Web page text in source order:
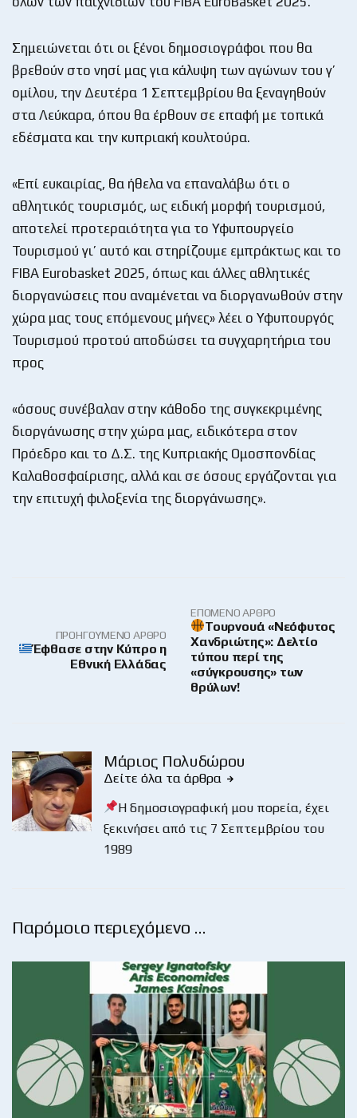
Σημειώνεται ότι οι ξένοι δημοσιογράφοι που θα
βρεθούν στο νησί μας για κάλυψη των αγώνων του γ’
ομίλου, την Δευτέρα 1 Σεπτεμβρίου θα ξεναγηθούν
στα Λεύκαρα, όπου θα έρθουν σε επαφή με τοπικά
εδέσματα και την κυπριακή κουλτούρα.
«Επί ευκαιρίας, θα ήθελα να επαναλάβω ότι ο
αθλητικός τουρισμός, ως ειδική μορφή τουρισμού,
αποτελεί προτεραιότητα για το Υφυπουργείο
Τουρισμού γι’ αυτό και στηρίζουμε εμπράκτως και το
FIBA Eurobasket 2025, όπως και άλλες αθλητικές
διοργανώσεις που αναμένεται να διοργανωθούν στην
χώρα μας τους επόμενους μήνες» λέει ο Υφυπουργός
Τουρισμού προτού αποδώσει τα συγχαρητήρια του
προς
«όσους συνέβαλαν στην κάθοδο της συγκεκριμένης
διοργάνωσης στην χώρα μας, ειδικότερα στον
Πρόεδρο και το Δ.Σ. της Κυπριακής Ομοσπονδίας
Καλαθοσφαίρισης, αλλά και σε όσους εργάζονται για
την επιτυχή φιλοξενία της διοργάνωσης».
ΠΡΟΗΓΟΎΜΕΝΟ ΆΡΘΡΟ
Έφθασε στην Κύπρο η
Εθνική Ελλάδας
ΕΠΌΜΕΝΟ ΆΡΘΡΟ
Τουρνουά «Νεόφυτος
Χανδριώτης»: Δελτίο
τύπου περί της
«σύγκρουσης» των
θρύλων!
Μάριος Πολυδώρου
Δείτε όλα τα άρθρα
Η δημοσιογραφική μου πορεία, έχει
ξεκινήσει από τις 7 Σεπτεμβρίου του
1989
Παρόμοιο περιεχόμενο …